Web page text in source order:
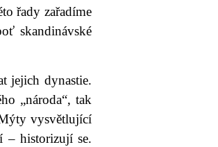
řady zařadíme
skandinávské
jejich dynastie.
„národa“, tak
vysvětlující
– historizují se.